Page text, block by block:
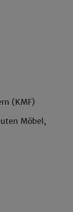
(KMF)
Möbel,